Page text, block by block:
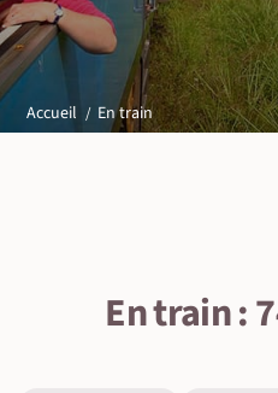
Accueil En train
En train :